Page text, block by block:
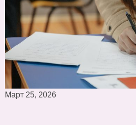
Март 25, 2026